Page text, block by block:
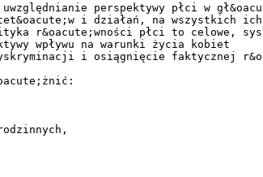
perspektywy płci w
i działań, na wszystkich
r&oacute;wności płci to celowe,
wpływu na warunki życia kobiet
i osiągnięcie faktycznej